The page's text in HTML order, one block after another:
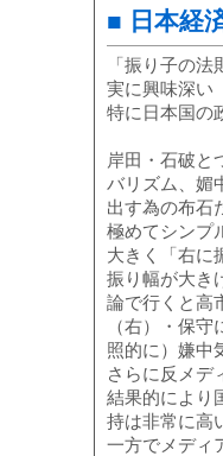
■ 日本経
「振り子の
実に興味深い
特に日本国の
岸田・石破と
バリズム、媚
出す為の布石
極めてシンプ
大きく「右に
振り幅が大き
論で行くと高
（右）・保
照的に）嫌中
さらに反メデ
結果的により
持は非常に高
一方でメディ